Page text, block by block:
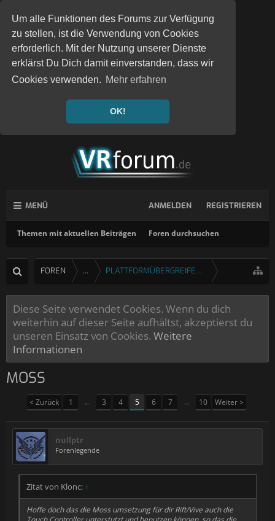
Um alle Funktionen des Forums zur Verfügung
zu stellen, ist die Verwendung von Cookies
erforderlich. Mit der Nutzung unserer Dienste
erklärst Du Dich damit einverstanden, dass wir
Cookies verwenden. Mehr erfahren
OK!
MENÜ
Themen mit aktuellen Beiträgen Foren durchsuchen
ANMELDEN REGISTRIEREN
FOREN ... PLATTFORMÜBERGREIFENDE SPIELE
Diese Seite verwendet Cookies. Wenn du dich
weiterhin auf dieser Seite aufhältst, akzeptierst du
unseren Einsatz von Cookies. Weitere
Informationen
MOSS
< Zurück 1 ← 3 4 5 6 7 → 10 Weiter >
nullptr
Forenlegende
Zitat von Klonc: ↑
Hoffe doch das die Moss umsetzung für dir Rift/Vive auch die